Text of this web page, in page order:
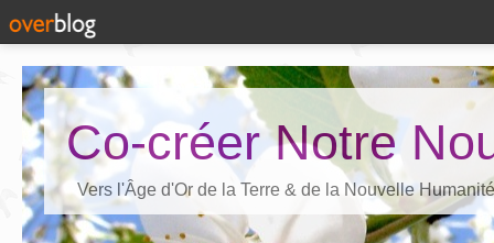
Co-créer Notre
Vers l'Âge d'Or de la Terre & de la Nouvelle Humanité